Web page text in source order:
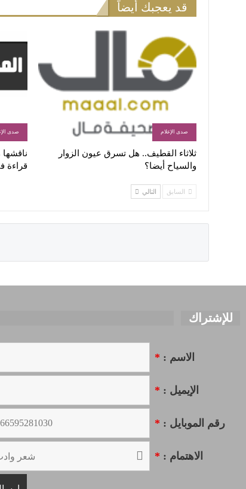
قد يعجبك أيضاً
صدى الإعلام
ثلاثاء القطيف.. هل تسرق عيون الزوار
والسياح أيضا؟
صدى
ناقشها
قراءة
السابق التالي
للإشتراك
الاسم : *
الإيميل : *
رقم الموبايل : *
الاهتمام : *